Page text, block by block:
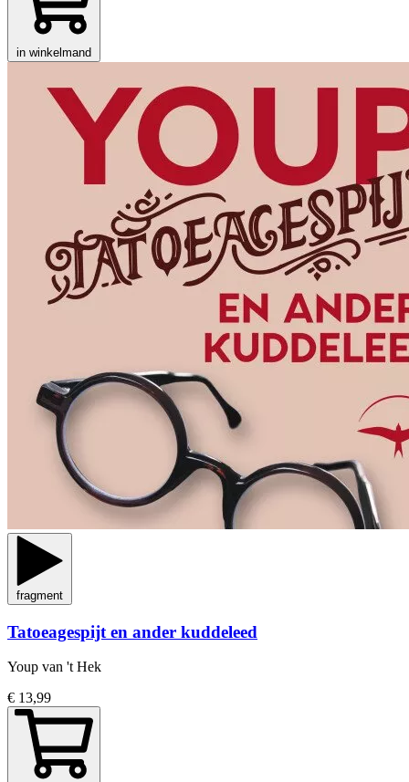
in winkelmand
fragment
Tatoeagespijt en ander kuddeleed
Youp van 't Hek
€ 13,99